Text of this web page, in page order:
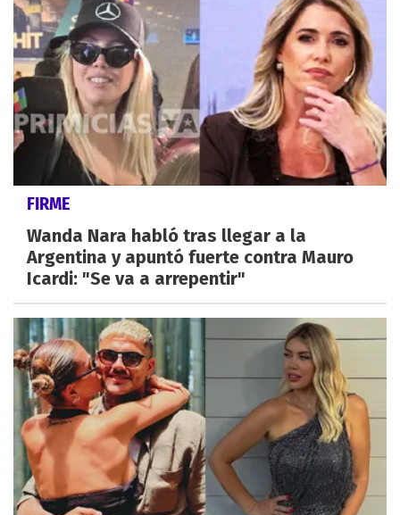
FIRME
Wanda Nara habló tras llegar a la
Argentina y apuntó fuerte contra Mauro
Icardi: "Se va a arrepentir"